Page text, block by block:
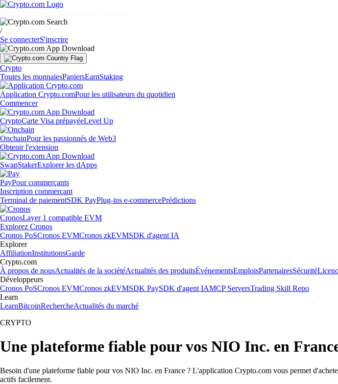
/
Se connecterS'inscrire
Crypto
Toutes les monnaiesPaniersEarnStaking
Application Crypto.comPour les utilisateurs du quotidien
Commencer
CryptoCarte Visa prépayéeLevel Up
OnchainPour les passionnés de Web3
Obtenir l'extension
SwapStakerExplorer les dApps
PayPour commerçants
Inscription commerçant
Terminal de paiementSDK PayPlug-ins e-commercePrédictions
CronosLayer 1 compatible EVM
Explorez Cronos
Cronos PoSCronos EVMCronos zkEVMSDK d'agent IA
Explorer
AffiliationInstitutionsGarde
Crypto.com
À propos de nousActualités de la sociétéActualités des produitsÉvénementsEmploisPartenairesSécurité
Développeurs
Cronos PoSCronos EVMCronos zkEVMSDK PaySDK d'agent IAMCP ServersTrading Skill Repo
Learn
LearnBitcoinRechercheActualités du marché
CRYPTO
Une plateforme fiable pour vos NIO Inc. en
Besoin d'une plateforme fiable pour vos NIO Inc. en France ? L'application Crypto.com vous permet
actifs facilement.